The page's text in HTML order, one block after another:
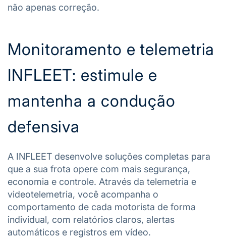
não apenas correção.
Monitoramento e telemetria
INFLEET: estimule e
mantenha a condução
defensiva
A INFLEET desenvolve soluções completas para
que a sua frota opere com mais segurança,
economia e controle. Através da telemetria e
videotelemetria, você acompanha o
comportamento de cada motorista de forma
individual, com relatórios claros, alertas
automáticos e registros em vídeo.